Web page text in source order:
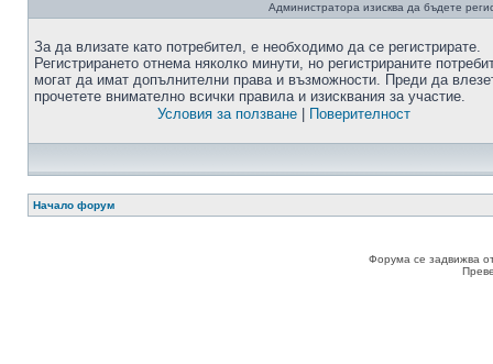
Администратора изисква да бъдете
За да влизате като потребител, е необходимо да се регистрирате.
Регистрирането отнема няколко минути, но регистрираните
могат да имат допълнителни права и възможности. Преди да
прочетете внимателно всички правила и изисквания за участие.
Условия за ползване| Поверителност
Начало форум
Форума се задвижва